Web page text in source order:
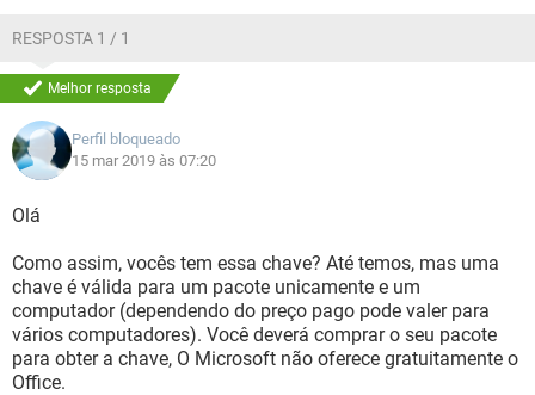
RESPOSTA 1 / 1
Melhor resposta
Perfil bloqueado
15 mar 2019 às 07:20
Olá
Como assim, vocês tem essa chave? Até temos, mas uma
chave é válida para um pacote unicamente e um
computador (dependendo do preço pago pode valer para
vários computadores). Você deverá comprar o seu pacote
para obter a chave, O Microsoft não oferece gratuitamente o
Office.